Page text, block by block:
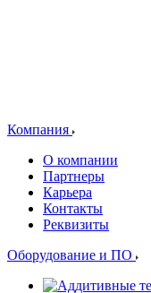
Компания
О компании
Партнеры
Карьера
Контакты
Реквизиты
Оборудование и ПО